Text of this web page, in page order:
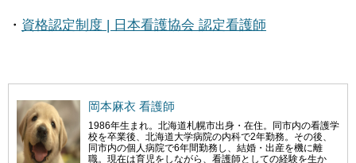
・ 資格認定制度 | 日本看護協会 認定看護師
岡本麻衣 看護師
1986年生まれ。北海道札幌市出身・在住。同市内の看護学
校を卒業後、北海道大学病院の内科で2年勤務。その後、
同市内の個人病院で6年間勤務し、結婚・出産を機に離
職。現在は育児をしながら、看護師としての経験を生か